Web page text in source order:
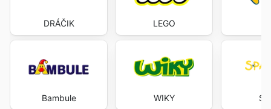
DRÁČIK
Bambule
LEGO
WIKY